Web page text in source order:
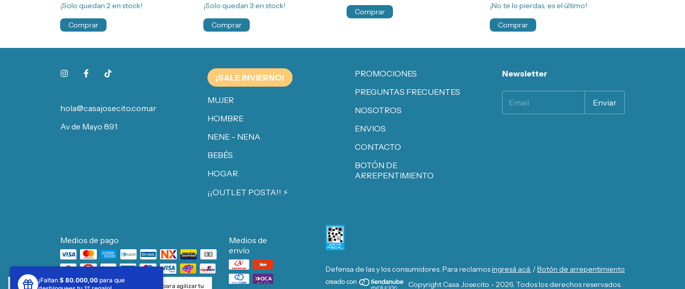
Al navegar por este sitioaceptás el uso de cookies para agilizar tu
¡Solo quedan 2en stock!
Comprar
¡Solo quedan 3 en stock!
Comprar
Comprar
¡No te lo pierdas, es el último!
Comprar
hola@casajosecito.com.ar
Av de Mayo 891
¡SALE INVIERNO!
MUJER
HOMBRE
NENE - NENA
BEBÉS
HOGAR
¡¡OUTLET POSTA!! ⚡️
PROMOCIONES
PREGUNTAS FRECUENTES
NOSOTROS
ENVIOS
CONTACTO
BOTÓN DE
ARREPENTIMIENTO
Newsletter
Medios de pago
Medios de
envío
Defensa de las y los consumidores. Para reclamosingresá acá. /Botón de arrepentimiento
Copyright Casa Josecito - 2026. Todos los derechos reservados.
¡Faltan $ 80.000,00 para que